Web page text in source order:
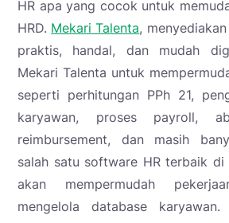
HR apa yang cocok untuk
HRD. Mekari Talenta,
praktis, handal, dan mudah
Mekari Talenta untuk
seperti perhitungan PPh 21,
karyawan, proses payroll,
reimbursement, dan masih
salah satu software HR terbaik di
akan mempermudah
mengelola database